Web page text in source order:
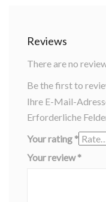
Reviews
There are no
Be the first to
Ihre E-Mail-
Erforderliche
Your rating *
Your review*